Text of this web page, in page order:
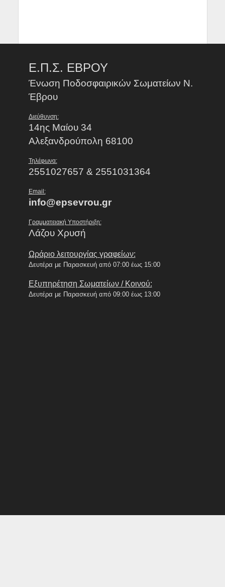
Ε.Π.Σ. ΕΒΡΟΥ
Ένωση Ποδοσφαιρικών Σωματείων Ν.
Έβρου
Διεύθυνση:
14ης Μαίου 34
Αλεξανδρούπολη 68100
Τηλέφωνα:
2551027657 & 2551031364
Email:
info@epsevrou.gr
Γραμματειακή Υποστήριξη:
Λάζου Χρυσή
Ωράριο λειτουργίας γραφείων:
Δευτέρα με Παρασκευή από 07:00 έως 15:00
Εξυπηρέτηση Σωματείων / Κοινού:
Δευτέρα με Παρασκευή από 09:00 έως 13:00